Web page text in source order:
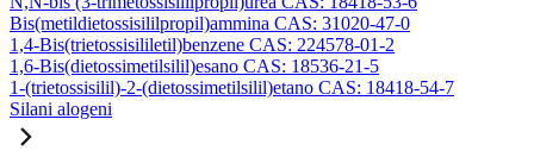
Bis(metildietossisililpropil)ammina CAS: 31020-47-0
1,4-Bis(trietossisililetil)benzene CAS: 224578-01-2
1,6-Bis(dietossimetilsilil)esano CAS: 18536-21-5
1-(trietossisilil)-2-(dietossimetilsilil)etano CAS: 18418-54-7
Silani alogeni